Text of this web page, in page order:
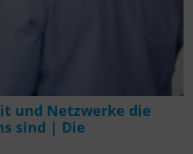
und Netzwerke die
sind | Die